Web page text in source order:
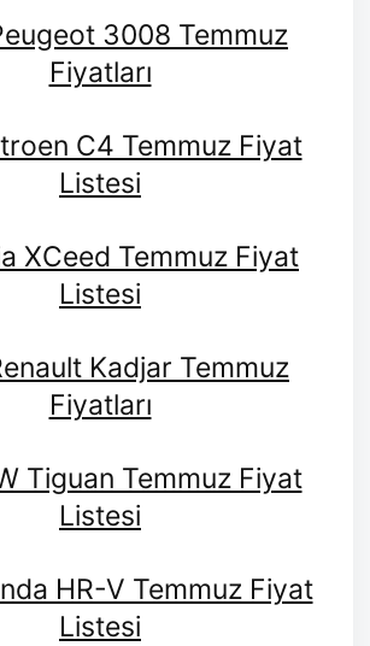
3008 Temmuz
Fiyatları
C4 Temmuz Fiyat
Listesi
XCeed Temmuz Fiyat
Listesi
Kadjar Temmuz
Fiyatları
Tiguan Temmuz Fiyat
Listesi
HR-V Temmuz Fiyat
Listesi